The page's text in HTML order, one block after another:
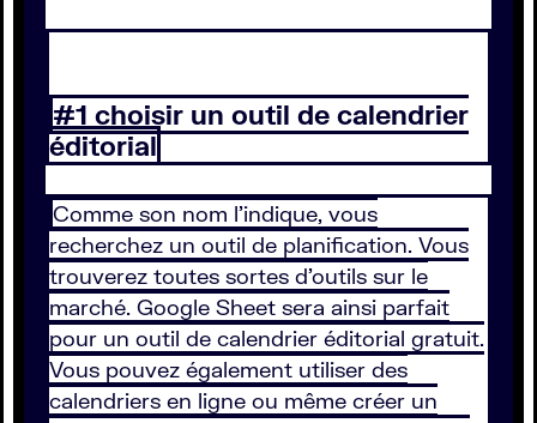
#1 choisir un outil de calendrier
éditorial
Comme son nom l’indique, vous
recherchez un outil de planification. Vous
trouverez toutes sortes d’outils sur le
marché. Google Sheet sera ainsi parfait
pour un outil de calendrier éditorial gratuit.
Vous pouvez également utiliser des
calendriers en ligne ou même créer un